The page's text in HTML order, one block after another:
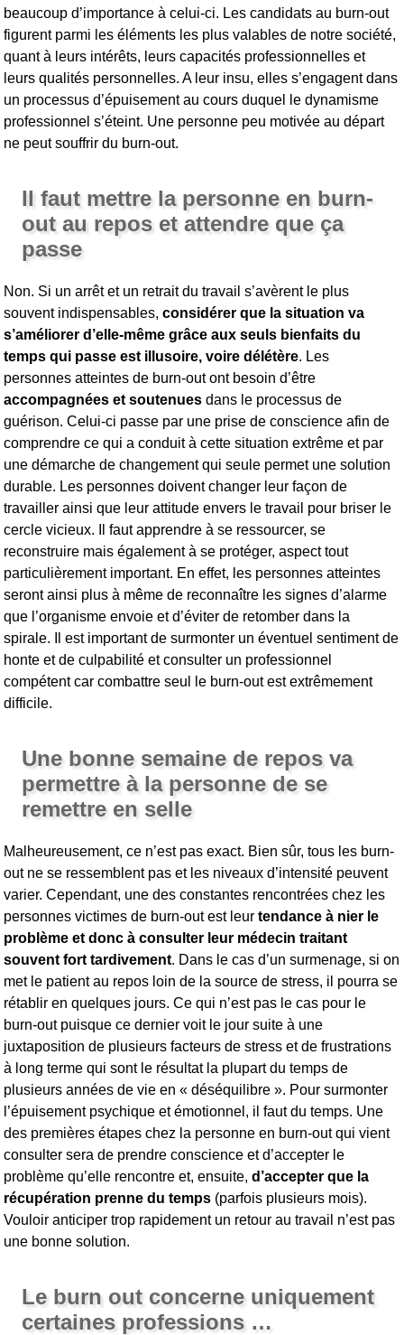
beaucoup d’importance à celui-ci. Les candidats au burn-out
figurent parmi les éléments les plus valables de notre société,
quant à leurs intérêts, leurs capacités professionnelles et
leurs qualités personnelles. A leur insu, elles s’engagent dans
un processus d’épuisement au cours duquel le dynamisme
professionnel s’éteint. Une personne peu motivée au départ
ne peut souffrir du burn-out.
Il faut mettre la personne en burn-
out au repos et attendre que ça
passe
Non. Si un arrêt et un retrait du travail s’avèrent le plus
souvent indispensables,considérer que la situation va
s’améliorer d’elle-même grâce aux seuls bienfaits du
temps qui passe est illusoire, voire délétère. Les
personnes atteintes de burn-out ont besoin d’être
accompagnées et soutenues dans le processus de
guérison. Celui-ci passe par une prise de conscience afin de
comprendre ce qui a conduit à cette situation extrême et par
une démarche de changement qui seule permet une solution
durable. Les personnes doivent changer leur façon de
travailler ainsi que leur attitude envers le travail pour briser le
cercle vicieux. Il faut apprendre à se ressourcer, se
reconstruire mais également à se protéger, aspect tout
particulièrement important. En effet, les personnes atteintes
seront ainsi plus à même de reconnaître les signes d’alarme
que l’organisme envoie et d’éviter de retomber dans la
spirale. Il est important de surmonter un éventuel sentiment de
honte et de culpabilité et consulter un professionnel
compétent car combattre seul le burn-out est extrêmement
difficile.
Une bonne semaine de repos va
permettre à la personne de se
remettre en selle
Malheureusement, ce n’est pas exact. Bien sûr, tous les burn-
out ne se ressemblent pas et les niveaux d’intensité peuvent
varier. Cependant, une des constantes rencontrées chez les
personnes victimes de burn-out est leurtendance à nier le
problème et donc à consulter leur médecin traitant
souvent fort tardivement. Dans le cas d’un surmenage, si on
met le patient au repos loin de la source de stress, il pourra se
rétablir en quelques jours. Ce qui n’est pas le cas pour le
burn-out puisque ce dernier voit le jour suite à une
juxtaposition de plusieurs facteurs de stress et de frustrations
à long terme qui sont le résultat la plupart du temps de
plusieurs années de vie en « déséquilibre ». Pour surmonter
l’épuisement psychique et émotionnel, il faut du temps. Une
des premières étapes chez la personne en burn-out qui vient
consulter sera de prendre conscience et d’accepter le
problème qu’elle rencontre et, ensuite,d’accepter que la
récupération prenne du temps (parfois plusieurs mois).
Vouloir anticiper trop rapidement un retour au travail n’est pas
une bonne solution.
Le burn out concerne uniquement
certaines professions …